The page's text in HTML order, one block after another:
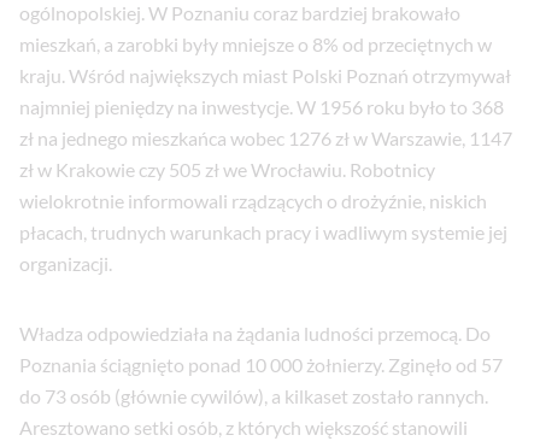
ogólnopolskiej. W Poznaniu coraz bardziej brakowało
mieszkań, a zarobki były mniejsze o 8% od przeciętnych w
kraju. Wśród największych miast Polski Poznań otrzymywał
najmniej pieniędzy na inwestycje. W 1956 roku było to 368
zł na jednego mieszkańca wobec 1276 zł w Warszawie, 1147
zł w Krakowie czy 505 zł we Wrocławiu. Robotnicy
wielokrotnie informowali rządzących o drożyźnie, niskich
płacach, trudnych warunkach pracy i wadliwym systemie jej
organizacji.
Władza odpowiedziała na żądania ludności przemocą. Do
Poznania ściągnięto ponad 10 000 żołnierzy. Zginęło od 57
do 73 osób (głównie cywilów), a kilkaset zostało rannych.
Aresztowano setki osób, z których większość stanowili